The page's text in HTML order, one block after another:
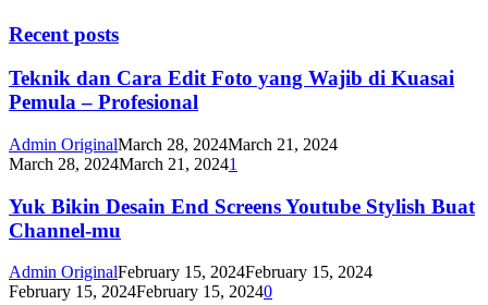
Recent posts
Teknik dan Cara Edit Foto yang Wajib di Kuasai
Pemula – Profesional
Admin OriginalMarch 28, 2024March 21, 2024
March 28, 2024March 21, 20241
Yuk Bikin Desain End Screens Youtube Stylish Buat
Channel-mu
Admin OriginalFebruary 15, 2024February 15, 2024
February 15, 2024February 15, 20240